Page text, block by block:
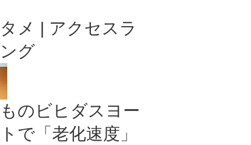
メ | アクセスラ
グ
のビヒダスヨー
で「老化速度」